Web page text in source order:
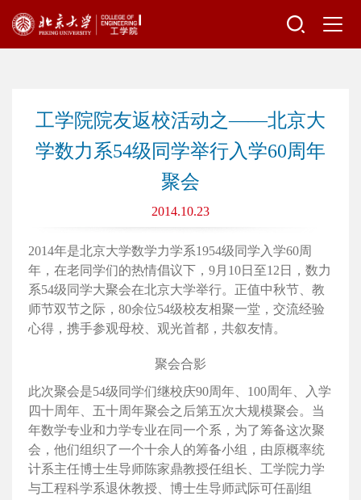
工学院院友返校活动之——北京大
学数力系54级同学举行入学60周年
聚会
2014.10.23
2014年是北京大学数学力学系1954级同学入学60周
年，在老同学们的热情倡议下，9月10日至12日，数力
系54级同学大聚会在北京大学举行。正值中秋节、教
师节双节之际，80余位54级校友相聚一堂，交流经验
心得，携手参观母校、观光首都，共叙友情。
聚会合影
此次聚会是54级同学们继校庆90周年、100周年、入学
四十周年、五十周年聚会之后第五次大规模聚会。当
年数学专业和力学专业在同一个系，为了筹备这次聚
会，他们组织了一个十余人的筹备小组，由原概率统
计系主任博士生导师陈家鼎教授任组长、工学院力学
与工程科学系退休教授、博士生导师武际可任副组